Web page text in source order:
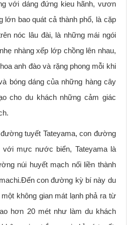
với dáng đứng kieu hãnh, vươn
lớn bao quát cả thành phố, là cặp
nóc lâu đài, là những mái ngói
nhàng xếp lớp chồng lên nhau,
anh đào và rặng phong mỗi khi
bóng dáng của những hàng cây
cho du khách những cảm giác
tuyết Tateyama, con đường
mực nước biển, Tateyama là
núi huyết mạch nối liền thành
con đường kỳ bí này du
không gian mát lạnh phả ra từ
hơn 20 mét như làm du khách